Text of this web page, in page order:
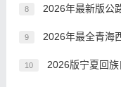
8 2026年最新版公
9 2026年最全青海
10 2026版宁夏回